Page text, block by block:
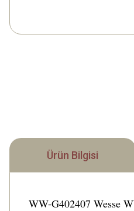
Ürün Bilgisi
WW-G402407 Wesse